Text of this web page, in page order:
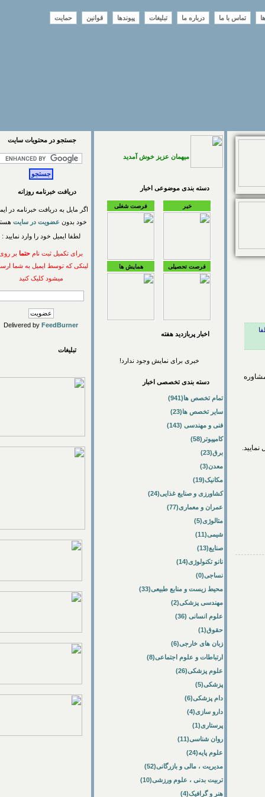
تماس با ما درباره ما تبلیغات پیوندها قوانین حمایت
میهمان عزیز خوش آمدید
دسته بندی موضوعی اخبار
فرصت شغلی
فرصت تحصیلی همایش ها
اخبار پربازديد هفته
خبری برای نمایش وجود ندارد!
دسته بندی تخصصی اخبار
تمام تخصص ها(941)
سایر تخصص ها(23)
فنی و مهندسی (143)
کامپیوتر(58)
برق(23)
معدن(3)
مکانیک(19)
کشاورزی و صنایع غذایی(24)
عمران و معماری(77)
متالوژی(5)
شیمی(11)
صنایع(13)
نانو تکنولوژی(14)
نساجی(0)
محیط زیست و منابع طبیعی(33)
مهندسی پزشکی(2)
علوم انسانی (36)
حقوق(1)
زبان های خارجی(6)
ارتباطات و علوم اجتماعی(8)
علوم پزشکی(26)
پزشکی(5)
دام پزشکی(6)
دارو سازی(4)
پرستاری(1)
روان شناسی(11)
علوم پایه(24)
مدیریت ، مالی و بازرگانی(52)
تربیت بدنی ، علوم ورزشی(10)
هنر و گرافیک(4)
جستجو در محتويات سايت
دریافت خبرنامه روزانه
اگر مایل به دریافت خبرنامه در ایمیل
خود بدونعضویت در سایتهستید
لطفا ایمیل خود را وارد نمایید :
برای تکمیل ثبت نام حتمابر روی
لینکی که توسط ایمیل به شما ارسال
میشود کلیک کنید
Delivered byFeedBurner
تبلیغات